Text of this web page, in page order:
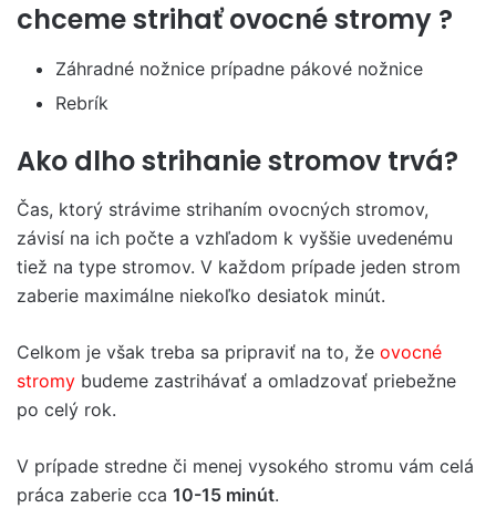
chceme strihať ovocné stromy ?
Záhradné nožnice prípadne pákové nožnice
Rebrík
Ako dlho strihanie stromov trvá?
Čas, ktorý strávime strihaním ovocných stromov,
závisí na ich počte a vzhľadom k vyššie uvedenému
tiež na type stromov. V každom prípade jeden strom
zaberie maximálne niekoľko desiatok minút.
Celkom je však treba sa pripraviť na to, že ovocné
stromy budeme zastrihávať a omladzovať priebežne
po celý rok.
V prípade stredne či menej vysokého stromu vám celá
práca zaberie cca 10-15 minút.